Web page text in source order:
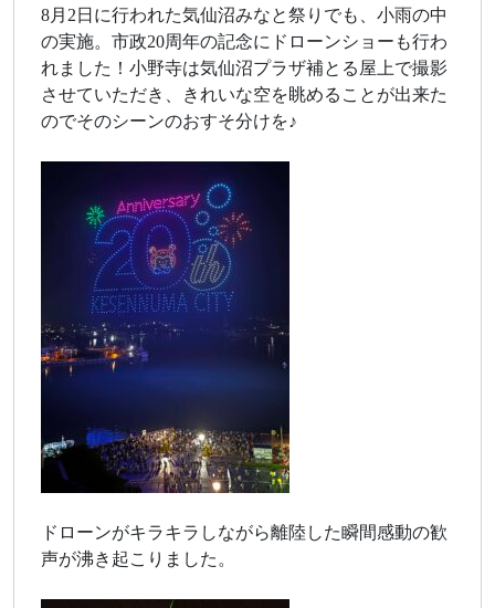
8月2日に行われた気仙沼みなと祭りでも、小雨の中
の実施。市政20周年の記念にドローンショーも行わ
れました！小野寺は気仙沼プラザ補とる屋上で撮影
させていただき、きれいな空を眺めることが出来た
のでそのシーンのおすそ分けを♪
ドローンがキラキラしながら離陸した瞬間感動の歓
声が沸き起こりました。